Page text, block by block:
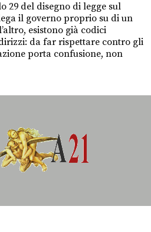
29 del disegno di legge sul
il governo proprio su di un
esistono già codici
da far rispettare contro gli
porta confusione, non